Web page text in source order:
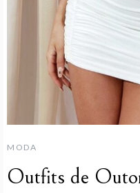
MODA
Outfits de